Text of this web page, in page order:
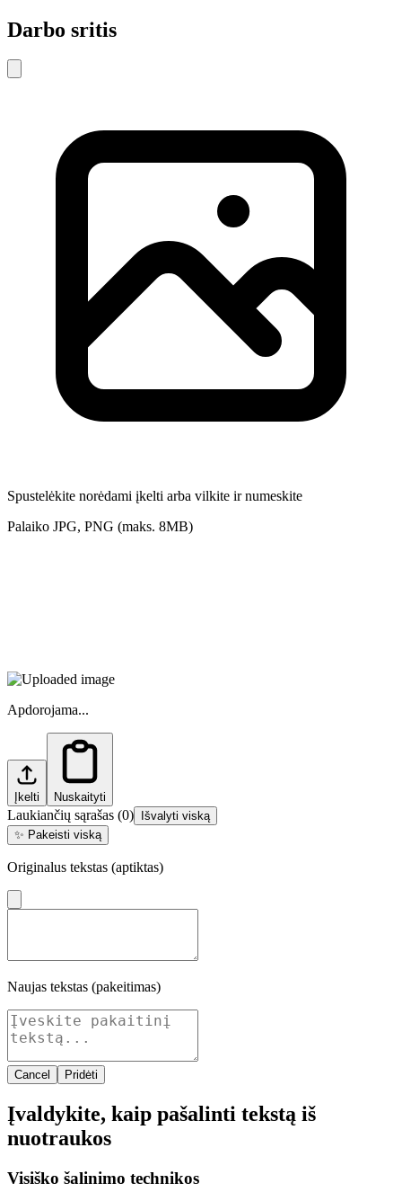
Darbo sritis
Spustelėkite norėdami įkelti arba vilkite ir numeskite
Palaiko JPG, PNG (maks. 8MB)
Apdorojama...
Įkelti Nuskaityti
Laukiančių sąrašas (0)
Išvalyti viską
✨ Pakeisti viską
Originalus tekstas (aptiktas)
Naujas tekstas (pakeitimas)
Cancel Pridėti
Įvaldykite, kaip pašalinti tekstą iš
nuotraukos
Visiško šalinimo technikos